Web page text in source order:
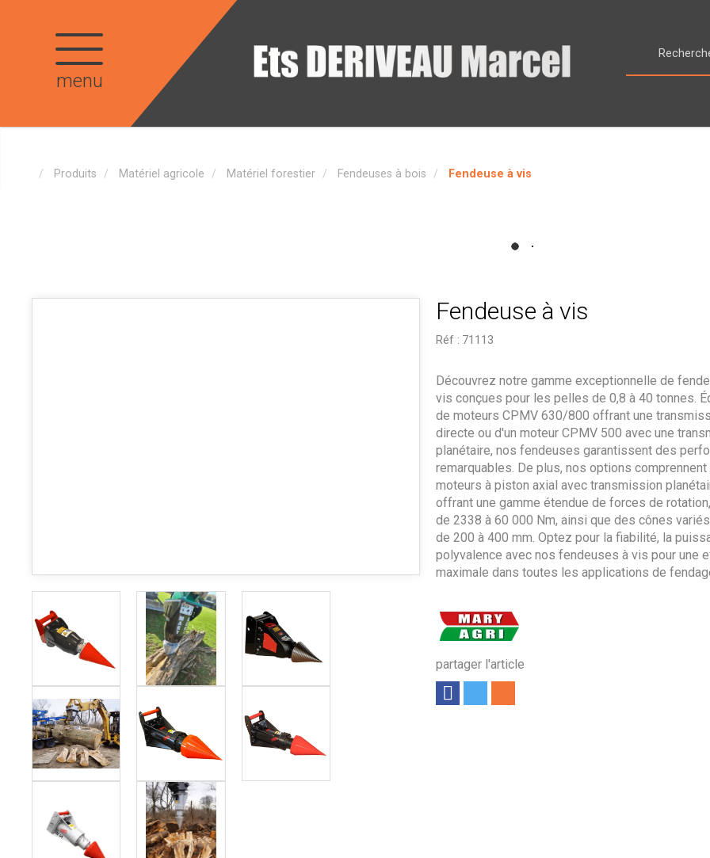
menu
Produits Matériel agricole Matériel forestier Fendeuses à bois Fendeuse à vis
Fendeuse à vis
Réf : 71113
partager l'article
Découvrez notre gamme exceptionnelle de
vis conçues pour les pelles de 0,8 à 40 tonnes.
de moteurs CPMV 630/800 offrant une
directe ou d'un moteur CPMV 500 avec une
planétaire, nos fendeuses garantissent des
remarquables. De plus, nos options comprennent
moteurs à piston axial avec transmission
offrant une gamme étendue de forces de
de 2338 à 60 000 Nm, ainsi que des cônes
de 200 à 400 mm. Optez pour la fiabilité, la
polyvalence avec nos fendeuses à vis pour une
maximale dans toutes les applications de